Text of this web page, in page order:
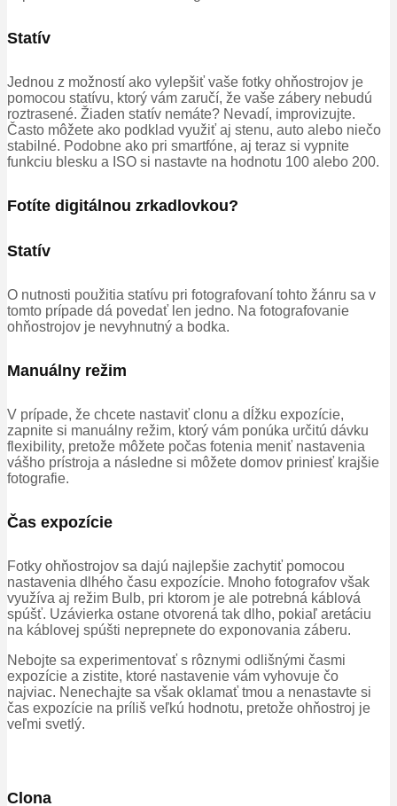
Statív
Jednou z možností ako vylepšiť vaše fotky ohňostrojov je
pomocou statívu, ktorý vám zaručí, že vaše zábery nebudú
roztrasené. Žiaden statív nemáte? Nevadí, improvizujte.
Často môžete ako podklad využiť aj stenu, auto alebo niečo
stabilné. Podobne ako pri smartfóne, aj teraz si vypnite
funkciu blesku a ISO si nastavte na hodnotu 100 alebo 200.
Fotíte digitálnou zrkadlovkou?
Statív
O nutnosti použitia statívu pri fotografovaní tohto žánru sa v
tomto prípade dá povedať len jedno. Na fotografovanie
ohňostrojov je nevyhnutný a bodka.
Manuálny režim
V prípade, že chcete nastaviť clonu a dĺžku expozície,
zapnite si manuálny režim, ktorý vám ponúka určitú dávku
flexibility, pretože môžete počas fotenia meniť nastavenia
vášho prístroja a následne si môžete domov priniesť krajšie
fotografie.
Čas expozície
Fotky ohňostrojov sa dajú najlepšie zachytiť pomocou
nastavenia dlhého času expozície. Mnoho fotografov však
využíva aj režim Bulb, pri ktorom je ale potrebná káblová
spúšť. Uzávierka ostane otvorená tak dlho, pokiaľ aretáciu
na káblovej spúšti neprepnete do exponovania záberu.
Nebojte sa experimentovať s rôznymi odlišnými časmi
expozície a zistite, ktoré nastavenie vám vyhovuje čo
najviac. Nenechajte sa však oklamať tmou a nenastavte si
čas expozície na príliš veľkú hodnotu, pretože ohňostroj je
veľmi svetlý.
Clona